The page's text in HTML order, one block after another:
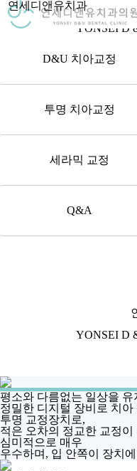
연세디앤유치과
YONSEI D
D&U 치아교정
투명 치아교정
세라믹 교정
Q&A
YONSEI D
평소와 다름없는 일상을
정밀한 디지털 장비로 치
투명 교정장치로,
적은 오차의 정교한 교정
심미적으로 매우
우수하며, 입 안쪽이 장치